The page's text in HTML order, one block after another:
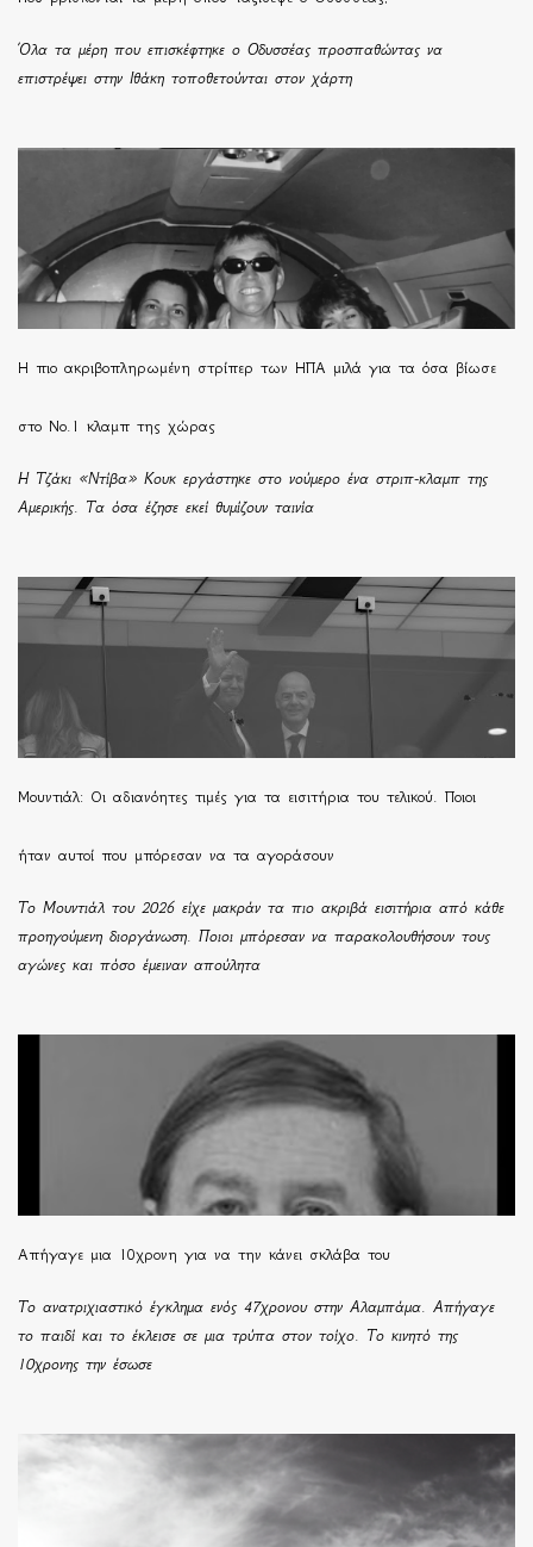
Όλα τα μέρη που επισκέφτηκε ο Οδυσσέας προσπαθώντας να
επιστρέψει στην Ιθάκη τοποθετούνται στον χάρτη
H πιο ακριβοπληρωμένη στρίπερ των ΗΠΑ μιλά για τα όσα βίωσε
στο Νο.1 κλαμπ της χώρας
Η Τζάκι «Ντίβα» Κουκ εργάστηκε στο νούμερο ένα στριπ-κλαμπ της
Αμερικής. Τα όσα έζησε εκεί θυμίζουν ταινία
Μουντιάλ: Οι αδιανόητες τιμές για τα εισιτήρια του τελικού. Ποιοι
ήταν αυτοί που μπόρεσαν να τα αγοράσουν
Το Μουντιάλ του 2026 είχε μακράν τα πιο ακριβά εισιτήρια από κάθε
προηγούμενη διοργάνωση. Ποιοι μπόρεσαν να παρακολουθήσουν τους
αγώνες και πόσο έμειναν απούλητα
Απήγαγε μια 10χρονη για να την κάνει σκλάβα του
Το ανατριχιαστικό έγκλημα ενός 47χρονου στην Αλαμπάμα. Απήγαγε
το παιδί και το έκλεισε σε μια τρύπα στον τοίχο. Το κινητό της
10χρονης την έσωσε